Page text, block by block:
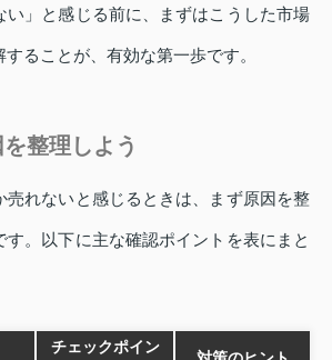
い」と感じる前に、まずはこうした市場
ることが、有効な第一歩です。
整理しよう
売れないと感じるときは、まず原因を整
す。以下に主な確認ポイントを表にまと
チェックポイン